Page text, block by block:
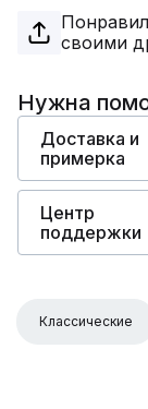
своими
Нужна
Доставка и
примерка
Центр
поддержки
Классические